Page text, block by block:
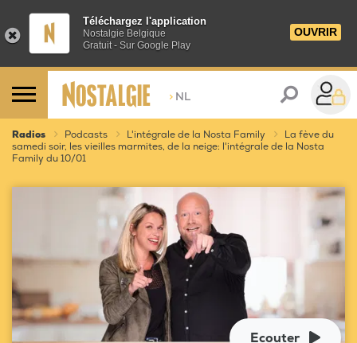
Téléchargez l'application
Nostalgie Belgique
Gratuit - Sur Google Play
OUVRIR
> NL
Radios Podcasts L'intégrale de la Nosta Family
La fève du
samedi soir, les vieilles marmites, de la neige: l'intégrale de la Nosta
Family du 10/01
Ecouter